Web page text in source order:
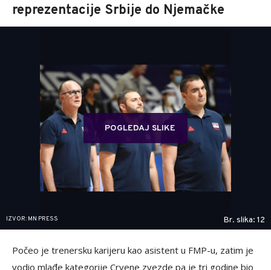
reprezentacije Srbije do Njemačke
POGLEDAJ SLIKE
IZVOR: MN PRESS Br. slika: 12
Počeo je trenersku karijeru kao asistent u FMP-u, zatim je
vodio mlađe kategorije Crvene zvezde pa je tri godine bio